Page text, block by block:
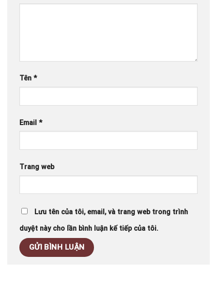
Tên *
Email *
Trang web
Lưu tên của tôi, email, và trang web trong trình
duyệt này cho lần bình luận kế tiếp của tôi.